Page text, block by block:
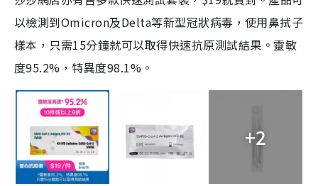
以檢測到Omicron及Delta等新型冠狀病毒，使用鼻拭子
樣本，只需15分鐘就可以取得快速抗原測試結果。靈敏
度95.2%，特異度98.1%。
+2